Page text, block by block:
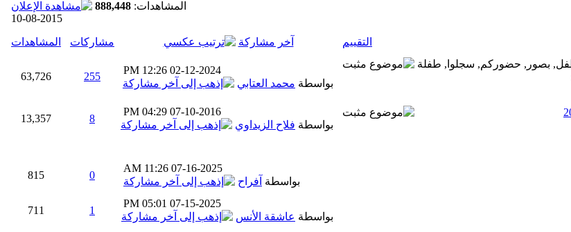
المشاهدات: 888,448
10-08-2015
التقييم
آخر مشاركة مشاركات المشاهدات
02-12-2024
12:26 PM
بواسطة محمد العتابي
255
63,726
07-10-2016
04:29 PM
بواسطة فلاح الزيداوي
8
13,357
07-16-2025
11:26 AM
بواسطة آفراح
0
815
07-15-2025
05:01 PM
بواسطة عاشقة الأنس
1
711